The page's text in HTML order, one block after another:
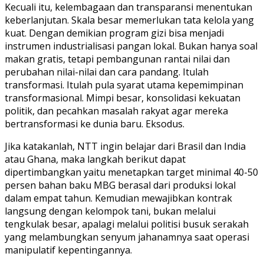
Kecuali itu, kelembagaan dan transparansi menentukan
keberlanjutan. Skala besar memerlukan tata kelola yang
kuat. Dengan demikian program gizi bisa menjadi
instrumen industrialisasi pangan lokal. Bukan hanya soal
makan gratis, tetapi pembangunan rantai nilai dan
perubahan nilai-nilai dan cara pandang. Itulah
transformasi. Itulah pula syarat utama kepemimpinan
transformasional. Mimpi besar, konsolidasi kekuatan
politik, dan pecahkan masalah rakyat agar mereka
bertransformasi ke dunia baru. Eksodus.
Jika katakanlah, NTT ingin belajar dari Brasil dan India
atau Ghana, maka langkah berikut dapat
dipertimbangkan yaitu menetapkan target minimal 40-50
persen bahan baku MBG berasal dari produksi lokal
dalam empat tahun. Kemudian mewajibkan kontrak
langsung dengan kelompok tani, bukan melalui
tengkulak besar, apalagi melalui politisi busuk serakah
yang melambungkan senyum jahanamnya saat operasi
manipulatif kepentingannya.